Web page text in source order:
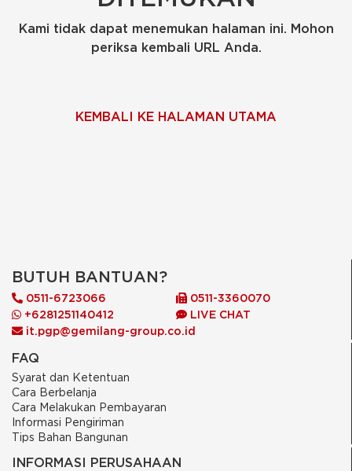
Kami tidak dapat menemukan halaman ini. Mohon
periksa kembali URL Anda.
KEMBALI KE HALAMAN UTAMA
BUTUH BANTUAN?
0511-6723066
0511-3360070
+6281251140412
LIVE CHAT
it.pgp@gemilang-group.co.id
FAQ
Syarat dan Ketentuan
Cara Berbelanja
Cara Melakukan Pembayaran
Informasi Pengiriman
Tips Bahan Bangunan
INFORMASI PERUSAHAAN